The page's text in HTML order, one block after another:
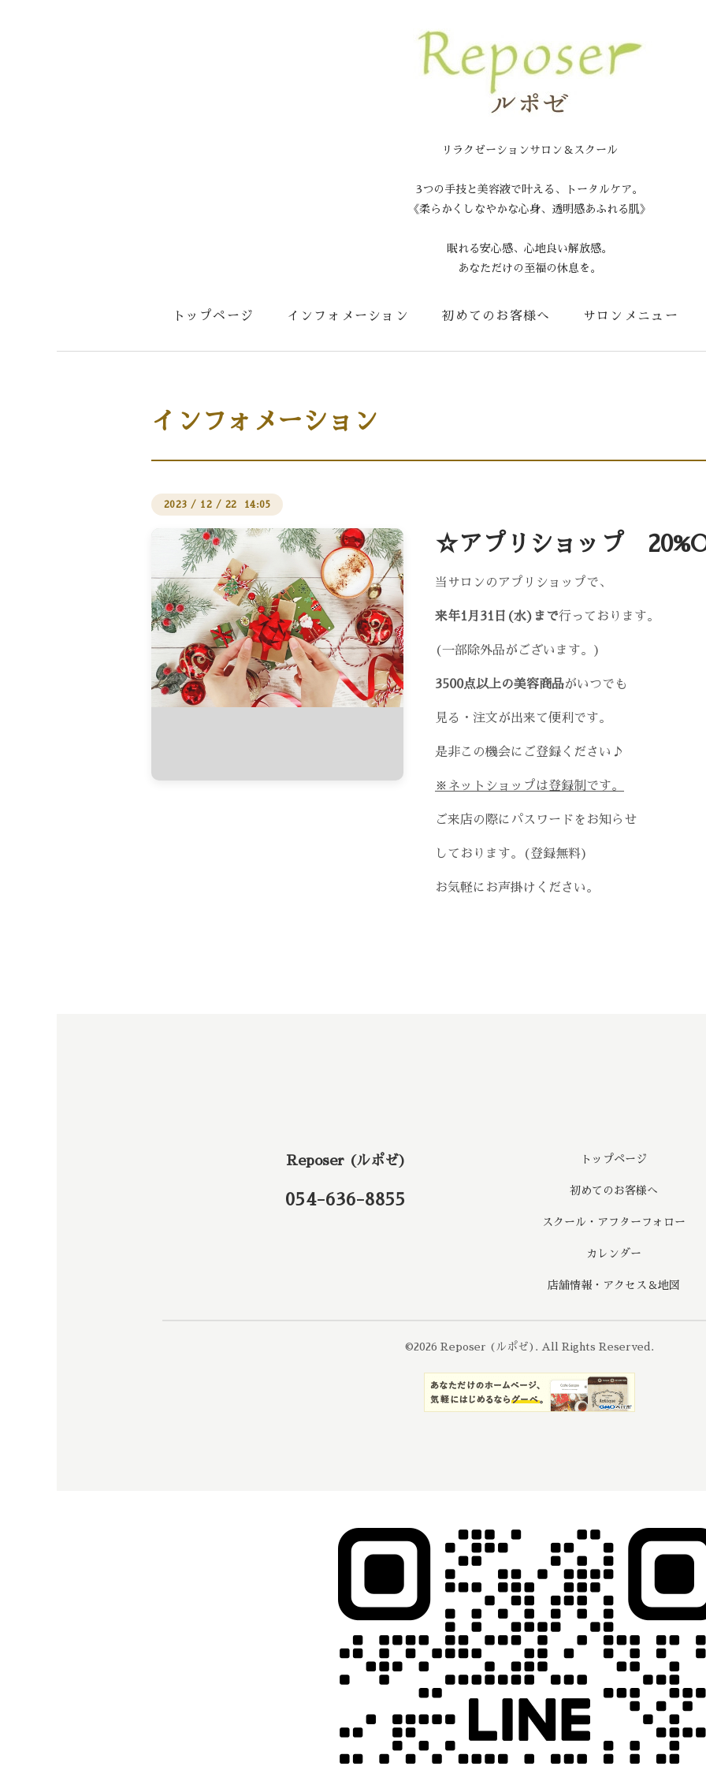
リラクゼーションサロン＆スクール
3つの手技と美容液で叶える、トータルケア。
《柔らかくしなやかな心身、透明感あふれる肌》
眠れる安心感、心地良い解放感。
あなただけの至福の休息を。
トップページ インフォメーション 初めてのお客様へ サロンメニュー
インフォメーション
2023 / 12 / 22 14:05
☆アプリショップ
当サロンのアプリショップで、
来年1月31日(水)まで行っております。
(一部除外品がございます。)
3500点以上の美容商品がいつでも
見る・注文が出来て便利です。
是非この機会にご登録ください♪
※ネットショップは登録制です。
ご来店の際にパスワードをお知らせ
しております。(登録無料)
お気軽にお声掛けください。
Reposer (ルポゼ)
054-636-8855
トップページ
初めてのお客様へ
スクール・アフターフォロー
カレンダー
店舗情報・アクセス＆地図
©2026 Reposer (ルポゼ) . All Rights Reserved.